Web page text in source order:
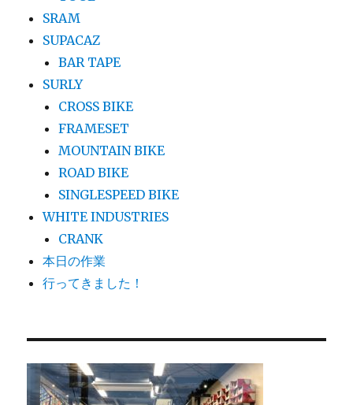
SRAM
SUPACAZ
BAR TAPE
SURLY
CROSS BIKE
FRAMESET
MOUNTAIN BIKE
ROAD BIKE
SINGLESPEED BIKE
WHITE INDUSTRIES
CRANK
本日の作業
行ってきました！